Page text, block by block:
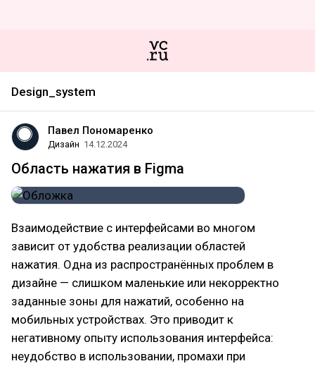
Design_system
Павел Пономаренко
Дизайн 14.12.2024
Область нажатия в Figma
Взаимодействие с интерфейсами во многом
зависит от удобства реализации областей
нажатия. Одна из распространённых проблем в
дизайне — слишком маленькие или некорректно
заданные зоны для нажатий, особенно на
мобильных устройствах. Это приводит к
негативному опыту использования интерфейса:
неудобство в использовании, промахи при